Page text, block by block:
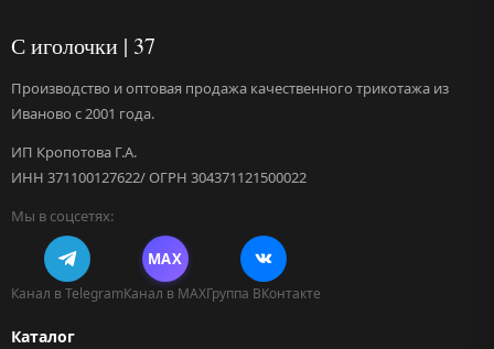
С иголочки | 37
Производство и оптовая продажа качественного трикотажа из
Иваново с 2001 года.
ИП Кропотова Г.А.
ИНН 371100127622/ ОГРН 304371121500022
Мы в соцсетях:
Канал в Telegram
MAX
Канал в MAXГруппа ВКонтакте
Каталог